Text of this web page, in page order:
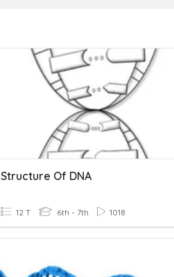
Structure Of DNA
12 T 6th - 7th 1018